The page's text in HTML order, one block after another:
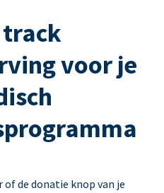
track
voor je
de donatie knop van je